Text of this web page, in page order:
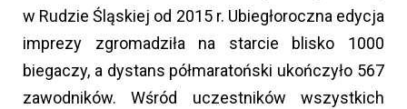
w Rudzie Śląskiej od 2015 r. Ubiegłoroczna edycja
imprezy zgromadziła na starcie blisko 1000
biegaczy, a dystans półmaratoński ukończyło 567
zawodników. Wśród uczestników wszystkich